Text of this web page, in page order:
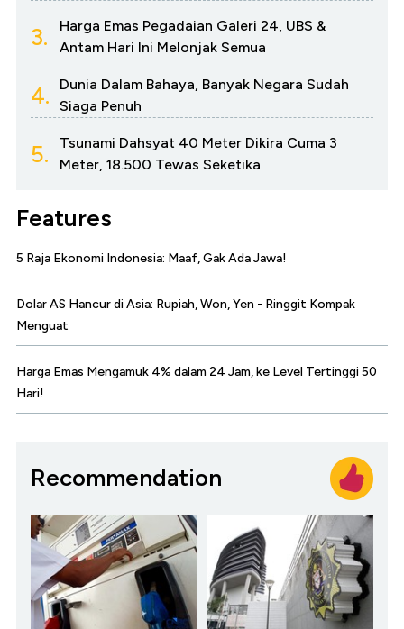
3.
Harga Emas Pegadaian Galeri 24, UBS &
Antam Hari Ini Melonjak Semua
4.
Dunia Dalam Bahaya, Banyak Negara Sudah
Siaga Penuh
5.
Tsunami Dahsyat 40 Meter Dikira Cuma 3
Meter, 18.500 Tewas Seketika
Features
5 Raja Ekonomi Indonesia: Maaf, Gak Ada Jawa!
Dolar AS Hancur di Asia: Rupiah, Won, Yen - Ringgit Kompak
Menguat
Harga Emas Mengamuk 4% dalam 24 Jam, ke Level Tertinggi 50
Hari!
Recommendation